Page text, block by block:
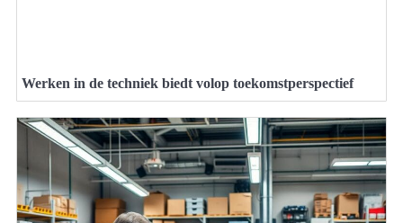
Werken in de techniek biedt volop toekomstperspectief